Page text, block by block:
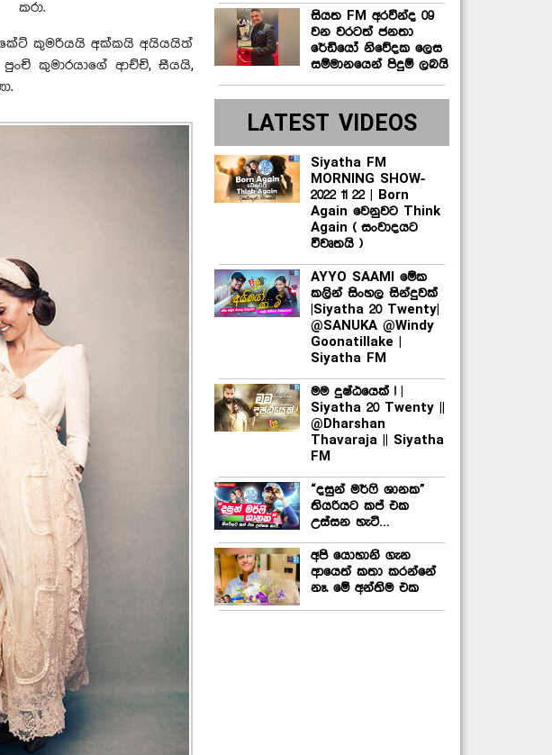
කරා.
කේට් කුමරියයි අක්කයි අයියයිත්
කුමාරයාගේ ආච්චි, සීයයි,
සියත FM අරවින්ද 09
වන වරටත් ජනතා
රේඩියෝ නිවේදක ලෙස
සම්මානයෙන් පිදුම් ලබයි
LATEST VIDEOS
Siyatha FM
MORNING SHOW-
2022 11 22 | Born
Again වෙනුවට Think
Again ( සංවාදයට
විවෘතයි )
AYYO SAAMI මේක
කලින් සිංහල සින්දුවක්
|Siyatha 20 Twenty|
@SANUKA @Windy
Goonatillake |
Siyatha FM
මම දුෂ්ඨයෙක් ! |
Siyatha 20 Twenty ||
@Dharshan
Thavaraja || Siyatha
FM
“දසුන් මර්ෆි ශානක”
තියරියට කප් එක
උස්සන හැටි…
අපි යොහානි ගැන
ආයෙත් කතා කරන්නේ
නෑ. මේ අන්තිම එක